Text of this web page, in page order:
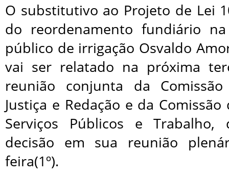
O substitutivo ao Projeto de Lei
do reordenamento fundiário
público de irrigação Osvaldo
vai ser relatado na próxima
reunião conjunta da
Justiça e Redação e da
Serviços Públicos e
decisão em sua reunião
feira(1º).